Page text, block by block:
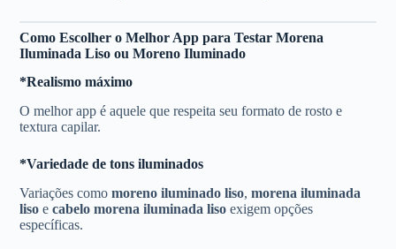
Como Escolher o Melhor App para Testar Morena
Iluminada Liso ou Moreno Iluminado
*Realismo máximo
O melhor app é aquele que respeita seu formato de rosto e
textura capilar.
*Variedade de tons iluminados
Variações comomoreno iluminado liso,morena iluminada
liso ecabelo morena iluminada liso exigem opções
específicas.